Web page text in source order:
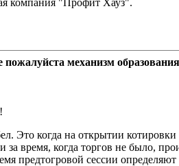
компания "Профит Хауз".
пожалуйста механизм
Это когда на открытии
за время, когда торгов не было,
предтогровой сессии определяют